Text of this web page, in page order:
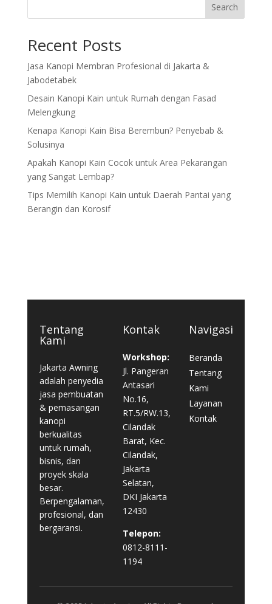
Search
Recent Posts
Jasa Kanopi Membran Profesional di Jakarta &
Jabodetabek
Desain Kanopi Kain untuk Rumah dengan Fasad
Melengkung
Kenapa Kanopi Kain Bisa Berembun? Penyebab &
Solusinya
Apakah Kanopi Kain Cocok untuk Area Pekarangan
yang Sangat Lembap?
Tips Memilih Kanopi Kain untuk Daerah Pantai yang
Berangin dan Korosif
Tentang
Kami
Jakarta Awning
adalah penyedia
jasa pembuatan
& pemasangan
kanopi
berkualitas
untuk rumah,
bisnis, dan
proyek skala
besar.
Berpengalaman,
profesional, dan
bergaransi.
Kontak
Workshop:
Jl. Pangeran
Antasari
No.16,
RT.5/RW.13,
Cilandak
Barat, Kec.
Cilandak,
Jakarta
Selatan,
DKI Jakarta
12430
Telepon:
0812-8111-
1194
Navigasi
Beranda
Tentang
Kami
Layanan
Kontak